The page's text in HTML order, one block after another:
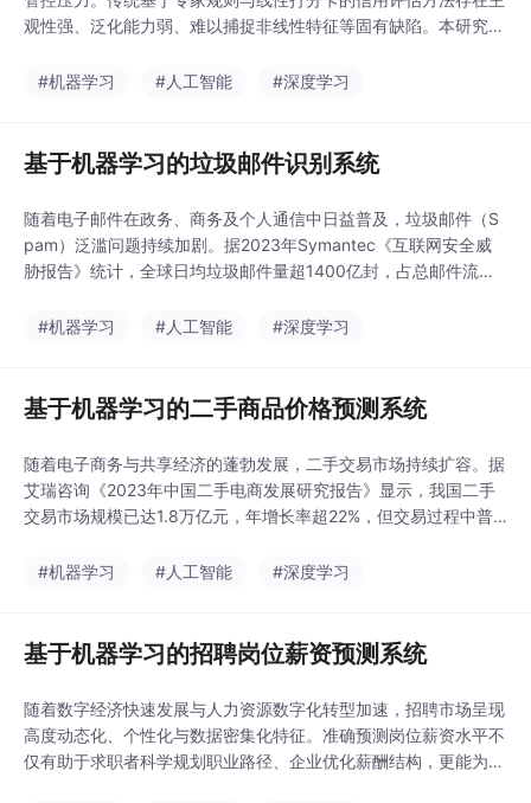
观性强、泛化能力弱、难以捕捉非线性特征等固有缺陷。本研究聚
融合数据预处理、特征工程、多模型对比、模型集成与可视化服务
#机器学习 #人工智能 #深度学习
基于机器学习的垃圾邮件识别系统
随着电子邮件在政务、商务及个人通信中日益普及，垃圾邮件（S
pam）泛滥问题持续加剧。据2023年Symantec《互联网安全威
胁报告》统计，全球日均垃圾邮件量超1400亿封，占总邮件流量
勒索软件传播的主要载体。传统基于规则与黑名单的过滤方法已难
#机器学习 #人工智能 #深度学习
基于机器学习的二手商品价格预测系统
随着电子商务与共享经济的蓬勃发展，二手交易市场持续扩容。据
艾瑞咨询《2023年中国二手电商发展研究报告》显示，我国二手
交易市场规模已达1.8万亿元，年增长率超22%，但交易过程中普
买卖双方信任度低、成交周期长、平台纠纷率高。针对该问题，本
#机器学习 #人工智能 #深度学习
基于机器学习的招聘岗位薪资预测系统
随着数字经济快速发展与人力资源数字化转型加速，招聘市场呈现
高度动态化、个性化与数据密集化特征。准确预测岗位薪资水平不
仅有助于求职者科学规划职业路径、企业优化薪酬结构，更能为政